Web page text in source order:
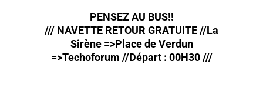
PENSEZ AU BUS!!
/// NAVETTE RETOUR GRATUITE //La
Sirène =>Place de Verdun
=>Techoforum //Départ : 00H30 ///